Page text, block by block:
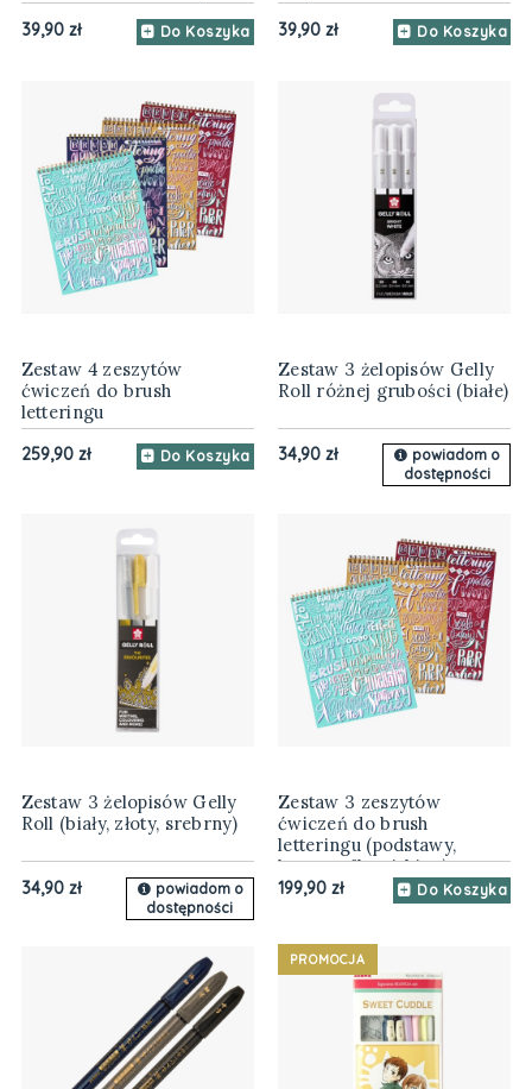
39,90 zł Do Koszyka 39,90 zł Do Koszyka
Zestaw 4 zeszytów
ćwiczeń do brush
letteringu
259,90 zł Do Koszyka
Zestaw 3 żelopisów Gelly
Roll różnej grubości (białe)
34,90 zł
powiadom o
dostępności
Zestaw 3 żelopisów Gelly
Roll (biały, złoty, srebrny)
34,90 zł
powiadom o
dostępności
Zestaw 3 zeszytów
ćwiczeń do brush
letteringu (podstawy,
bounce, flourishing)
199,90 zł Do Koszyka
PROMOCJA